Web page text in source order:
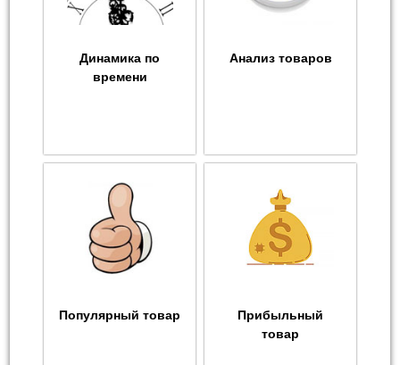
Динамика по
времени
Анализ товаров
Популярный товар
Прибыльный
товар